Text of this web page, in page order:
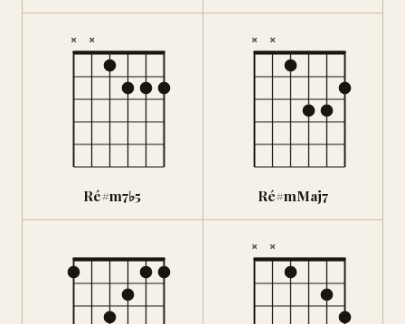
× ×
Ré#m7♭5
× ×
Ré#mMaj7
× ×